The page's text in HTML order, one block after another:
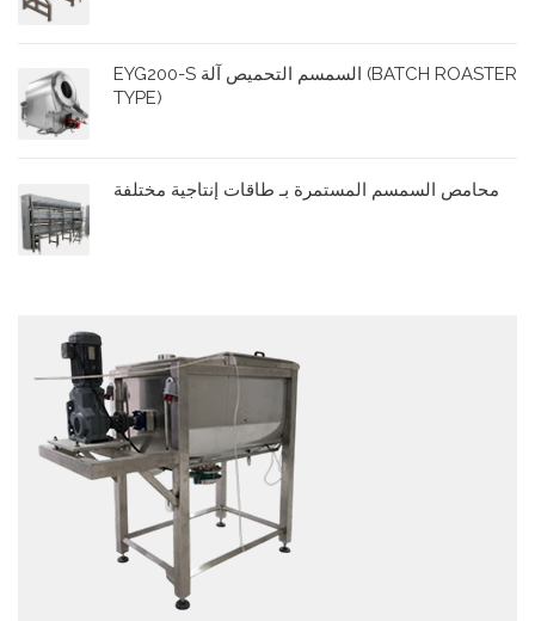
EYG200-S السمسم التحميص آلة (BATCH ROASTER
TYPE)
محامص السمسم المستمرة بـ طاقات إنتاجية مختلفة